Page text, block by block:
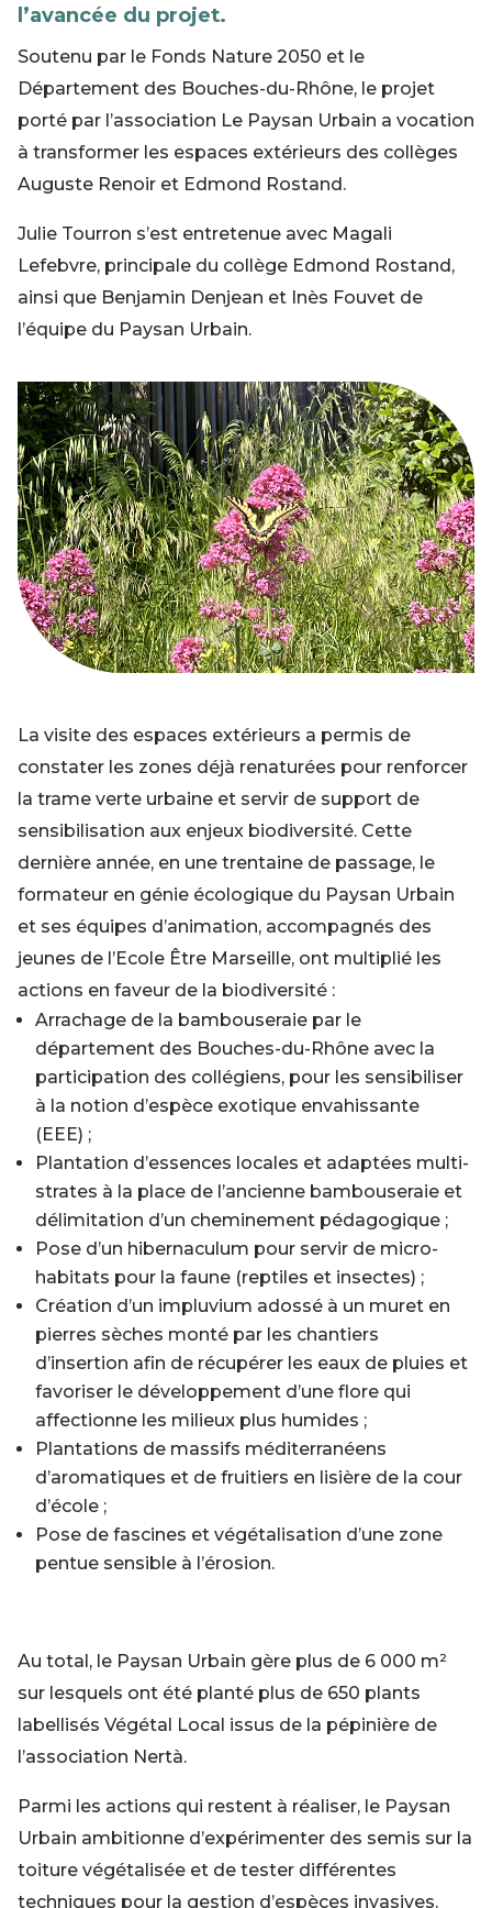
l’avancée du projet.
Soutenu par le Fonds Nature 2050 et le
Département des Bouches-du-Rhône, le projet
porté par l’association Le Paysan Urbain a vocation
à transformer les espaces extérieurs des collèges
Auguste Renoir et Edmond Rostand.
Julie Tourron s’est entretenue avec Magali
Lefebvre, principale du collège Edmond Rostand,
ainsi que Benjamin Denjean et Inès Fouvet de
l’équipe du Paysan Urbain.
La visite des espaces extérieurs a permis de
constater les zones déjà renaturées pour renforcer
la trame verte urbaine et servir de support de
sensibilisation aux enjeux biodiversité. Cette
dernière année, en une trentaine de passage, le
formateur en génie écologique du Paysan Urbain
et ses équipes d’animation, accompagnés des
jeunes de l’Ecole Être Marseille, ont multiplié les
actions en faveur de la biodiversité :
Arrachage de la bambouseraie par le
département des Bouches-du-Rhône avec la
participation des collégiens, pour les sensibiliser
à la notion d’espèce exotique envahissante
(EEE) ;
Plantation d’essences locales et adaptées multi-
strates à la place de l’ancienne bambouseraie et
délimitation d’un cheminement pédagogique ;
Pose d’un hibernaculum pour servir de micro-
habitats pour la faune (reptiles et insectes) ;
Création d’un impluvium adossé à un muret en
pierres sèches monté par les chantiers
d’insertion afin de récupérer les eaux de pluies et
favoriser le développement d’une flore qui
affectionne les milieux plus humides ;
Plantations de massifs méditerranéens
d’aromatiques et de fruitiers en lisière de la cour
d’école ;
Pose de fascines et végétalisation d’une zone
pentue sensible à l’érosion.
Au total, le Paysan Urbain gère plus de 6 000 m²
sur lesquels ont été planté plus de 650 plants
labellisés Végétal Local issus de la pépinière de
l’association Nertà.
Parmi les actions qui restent à réaliser, le Paysan
Urbain ambitionne d’expérimenter des semis sur la
toiture végétalisée et de tester différentes
techniques pour la gestion d’espèces invasives.